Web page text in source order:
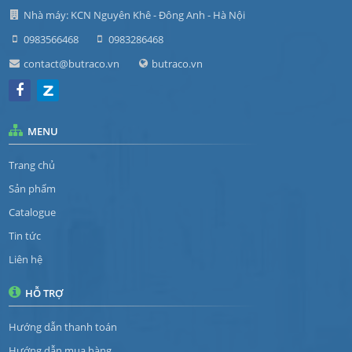
Nhà máy: KCN Nguyên Khê - Đông Anh - Hà Nội
0983566468
0983286468
contact@butraco.vn
butraco.vn
MENU
Trang chủ
Sản phẩm
Catalogue
Tin tức
Liên hệ
HỖ TRỢ
Hướng dẫn thanh toán